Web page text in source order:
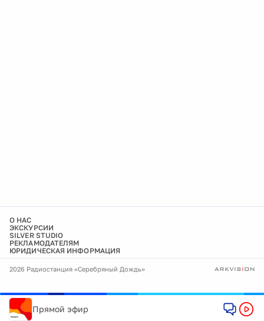
О НАС
ЭКСКУРСИИ
SILVER STUDIO
РЕКЛАМОДАТЕЛЯМ
ЮРИДИЧЕСКАЯ ИНФОРМАЦИЯ
2026 Радиостанция «Серебряный Дождь»
Прямой эфир